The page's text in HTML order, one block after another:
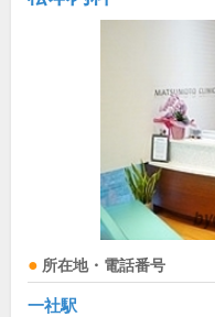
所在地・電話番号
一社駅